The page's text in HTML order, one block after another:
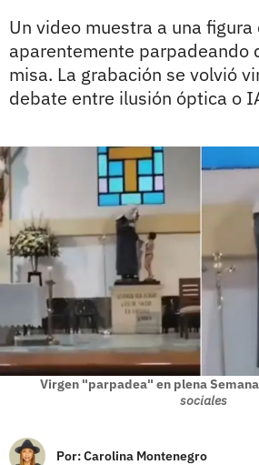
Un video muestra a una figura
aparentemente parpadeando
misa. La grabación se volvió
debate entre ilusión óptica o
Virgen "parpadea" en plena
sociales
Por:Carolina Montenegro